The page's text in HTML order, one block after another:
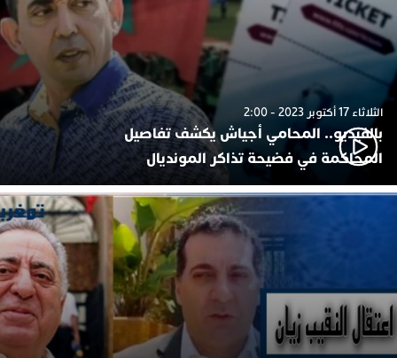
الثلاثاء 17 أكتوبر 2023 - 2:00
بالفيديو.. المحامي أجياش يكشف تفاصيل
المحاكمة في فضيحة تذاكر المونديال